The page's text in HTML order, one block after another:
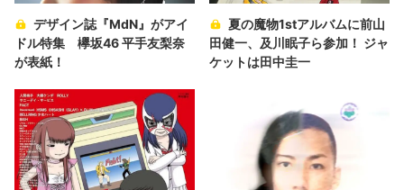
デザイン誌『MdN』がアイ
ドル特集 欅坂46 平手友梨奈
が表紙！
夏の魔物1stアルバムに前山
田健一、及川眠子ら参加！ ジャ
ケットは田中圭一